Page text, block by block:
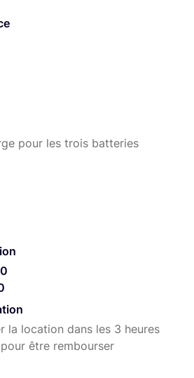
pour les trois batteries
la location dans les 3 heures
être rembourser